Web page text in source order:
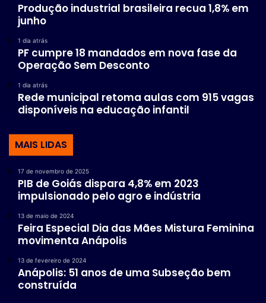
Produção industrial brasileira recua 1,8% em
junho
1 dia atrás
PF cumpre 18 mandados em nova fase da
Operação Sem Desconto
1 dia atrás
Rede municipal retoma aulas com 915 vagas
disponíveis na educação infantil
MAIS LIDAS
17 de novembro de 2025
PIB de Goiás dispara 4,8% em 2023
impulsionado pelo agro e indústria
13 de maio de 2024
Feira Especial Dia das Mães Mistura Feminina
movimenta Anápolis
13 de fevereiro de 2024
Anápolis: 51 anos de uma Subseção bem
construída